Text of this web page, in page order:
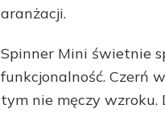
aranżacji.
Spinner Mini świetnie
funkcjonalność. Czerń
tym nie męczy